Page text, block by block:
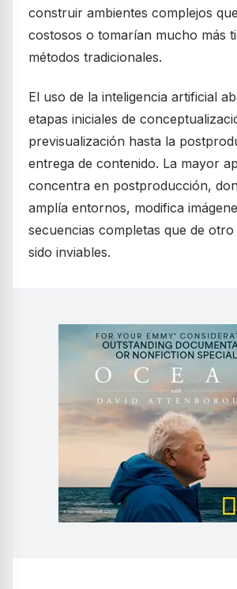
construir ambientes complejos
costosos o tomarían mucho más
métodos tradicionales.
El uso de la inteligencia artificial
etapas iniciales de
previsualización hasta la
entrega de contenido. La mayor
concentra en postproducción,
amplía entornos, modifica
secuencias completas que de
sido inviables.